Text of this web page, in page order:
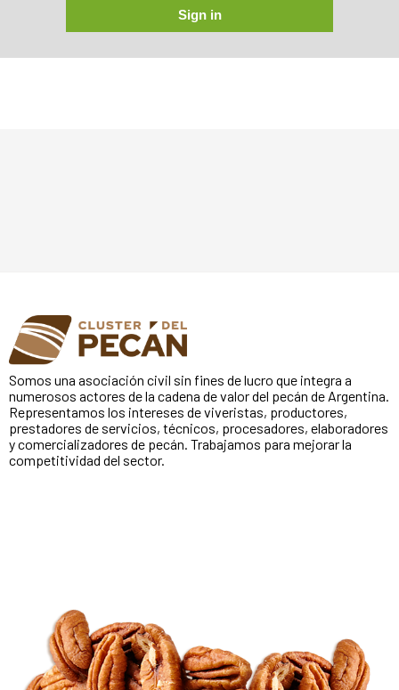
Sign in
Somos una asociación civil sin fines de lucro que integra a
numerosos actores de la cadena de valor del pecán de Argentina.
Representamos los intereses de viveristas, productores,
prestadores de servicios, técnicos, procesadores, elaboradores
y comercializadores de pecán. Trabajamos para mejorar la
competitividad del sector.